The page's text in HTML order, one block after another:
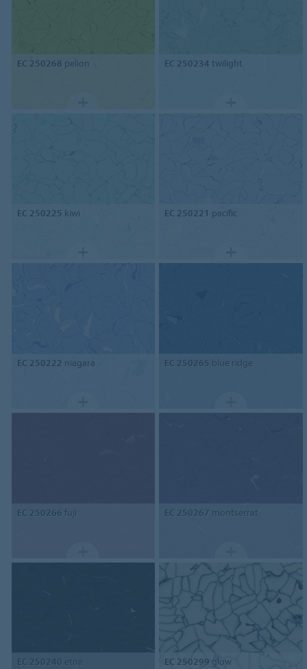
EC 250268 pelion EC 250234 twilight
EC 250225 kiwi EC 250221 pacific
EC 250222 niagara EC 250265 blue ridge
EC 250266 fuji EC 250267 montserrat
EC 250240 etna EC 250299 glow